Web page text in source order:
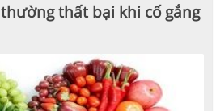
thất bại khi cố gắng